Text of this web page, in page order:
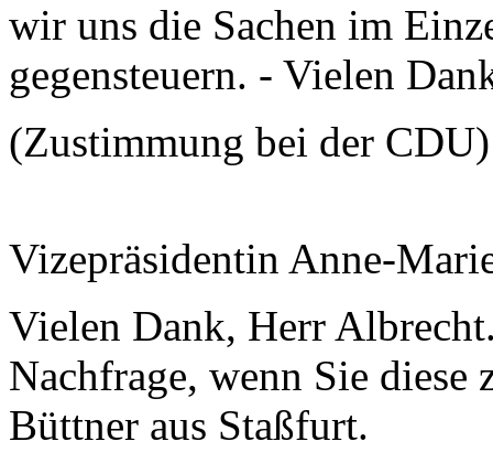
wir uns die Sachen im
gegensteuern. - Vielen
(Zustimmung bei der CDU)
Vizepräsidentin Anne-
Vielen Dank, Herr
Nachfrage, wenn Sie diese
Büttner aus Staßfurt.